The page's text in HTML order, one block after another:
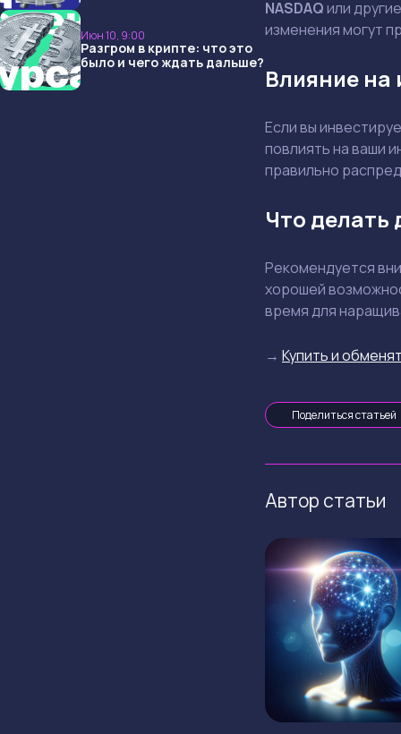
Июн 10, 9:00
Разгром в крипте: что это
было и чего ждать дальше?
NASDAQили
изменения могут
Влияние
Если вы
повлиять на ваши
правильно
Что делать
Рекомендуется
хорошей
время для
→ Купить и
Поделиться статьей
Автор статьи